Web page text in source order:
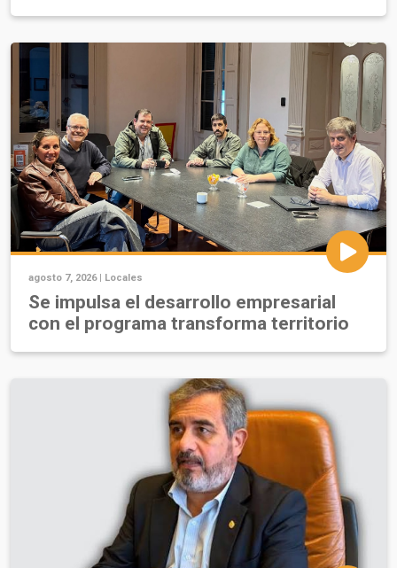
agosto 7, 2026 | Locales
Se impulsa el desarrollo empresarial
con el programa transforma territorio